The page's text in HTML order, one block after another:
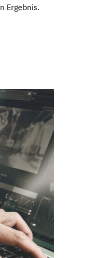
Ergebnis.